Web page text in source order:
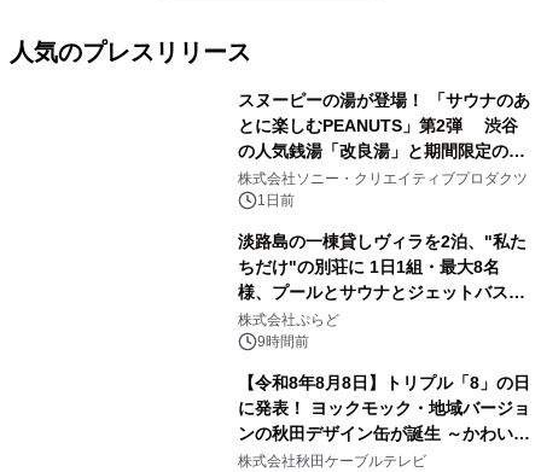
人気のプレスリリース
スヌーピーの湯が登場！ 「サウナのあ
とに楽しむPEANUTS」第2弾 渋谷
の人気銭湯「改良湯」と期間限定のコ
ラボレーション サウナイキタイコラ
ボグッズも発売決定！
株式会社ソニー・クリエイティブプロダクツ
1日前
淡路島の一棟貸しヴィラを2泊、"私た
ちだけ"の別荘に 1日1組・最大8名
様、プールとサウナとジェットバス付
きで Villa Mon Temps AWAJIの連泊
素泊りプラン
株式会社ぷらど
9時間前
【令和8年8月8日】トリプル「8」の日
に発表！ ヨックモック・地域バージョ
ンの秋田デザイン缶が誕生 ～かわいい
秋田犬の子犬と秋田の四季と名所を巡
株式会社秋田ケーブルテレビ